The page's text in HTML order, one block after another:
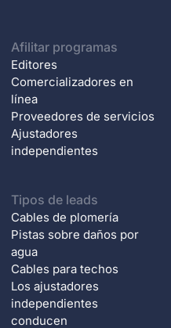
Afilitar programas
Editores
Comercializadores en
línea
Proveedores de servicios
Ajustadores
independientes
Tipos de leads
Cables de plomería
Pistas sobre daños por
agua
Cables para techos
Los ajustadores
independientes
conducen